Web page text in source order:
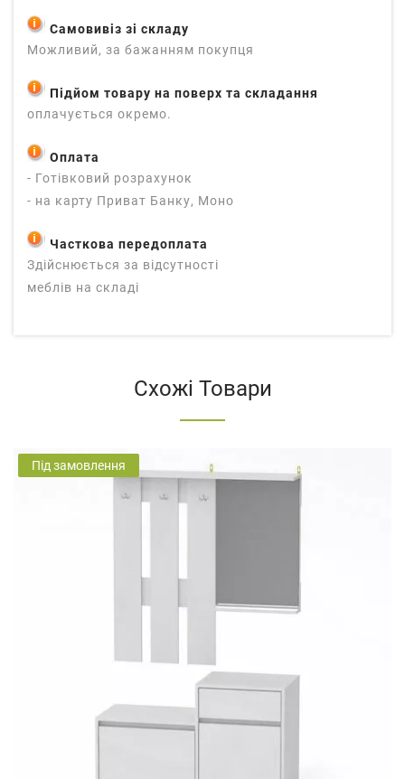
Самовивіз зі складу
Можливий, за бажанням покупця
Підйом товару на поверх та складання
оплачується окремо.
Оплата
- Готівковий розрахунок
- на карту Приват Банку, Моно
Часткова передоплата
Здійснюється за відсутності
меблів на складі
Схожі Товари
Під замовлення